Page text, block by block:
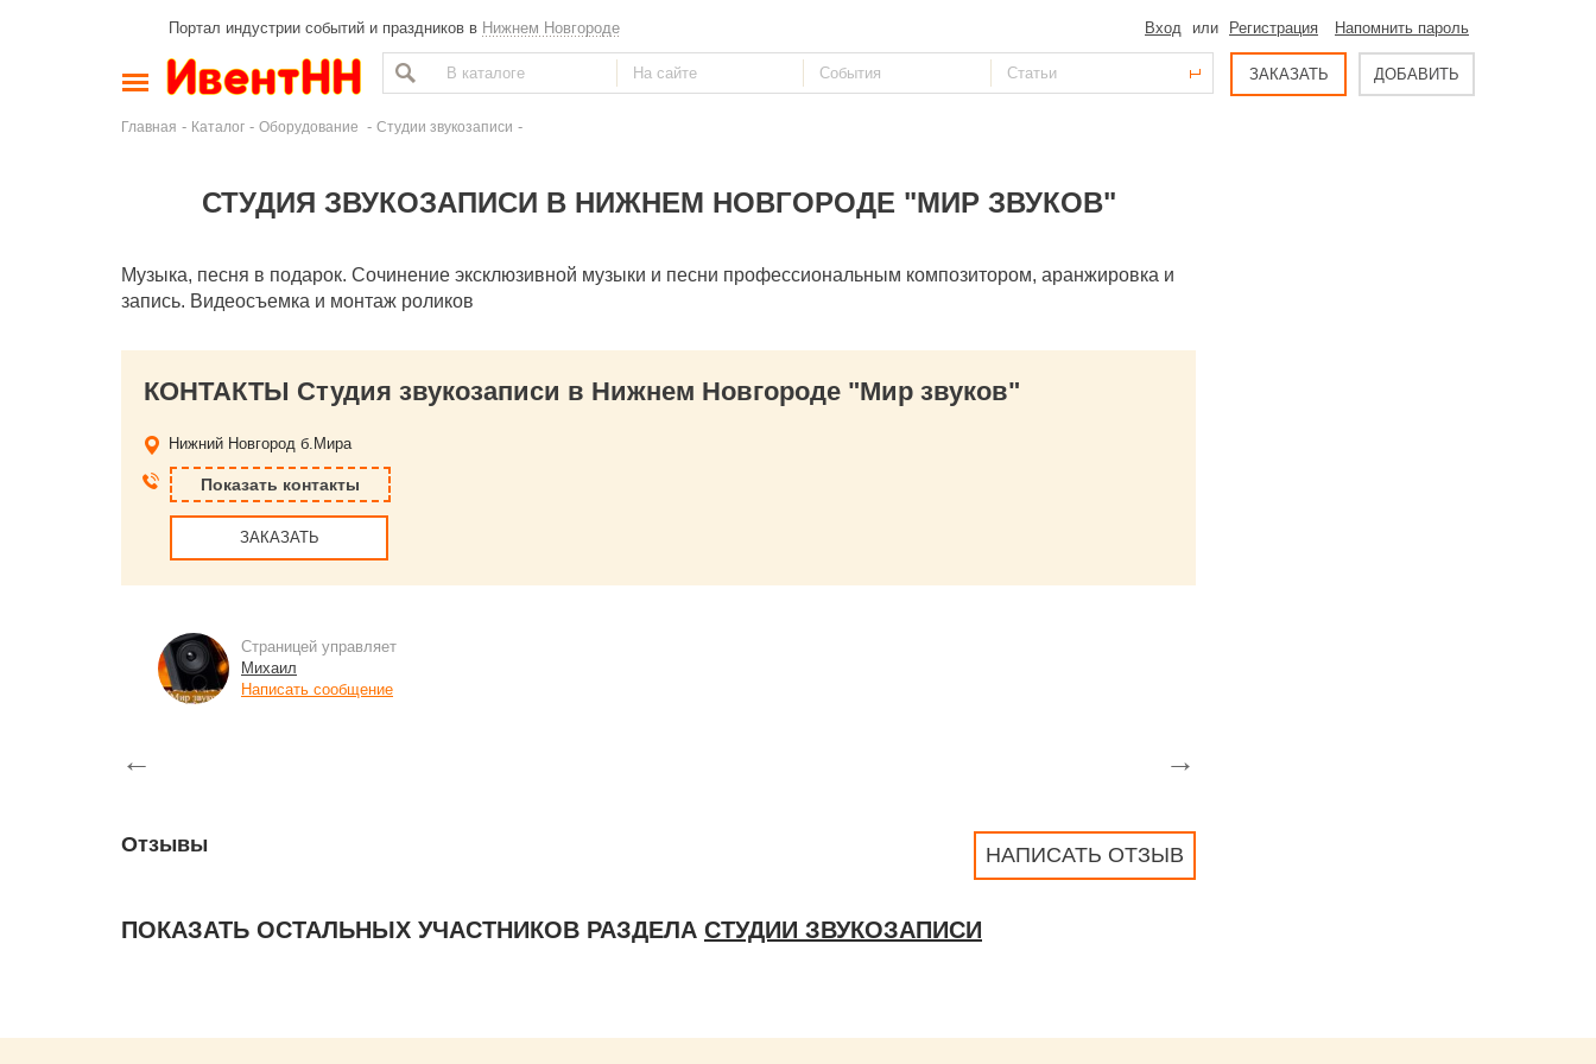
Портал индустрии событий и праздников в Нижнем Новгороде Вход или Регистрация Напомнить пароль
ЗАКАЗАТЬ ДОБАВИТЬ
Главная - Каталог - Оборудование - Студии звукозаписи -
СТУДИЯ ЗВУКОЗАПИСИ В НИЖНЕМ НОВГОРОДЕ "МИР ЗВУКОВ"
Музыка, песня в подарок. Сочинение эксклюзивной музыки и песни профессиональным композитором, аранжировка и
запись. Видеосъемка и монтаж роликов
КОНТАКТЫ Студия звукозаписи в Нижнем Новгороде "Мир звуков"
Нижний Новгород б.Мира
Показать контакты
ЗАКАЗАТЬ
Страницей управляет
Михаил
Написать сообщение
← →
НАПИСАТЬ ОТЗЫВ
Отзывы
ПОКАЗАТЬ ОСТАЛЬНЫХ УЧАСТНИКОВ РАЗДЕЛА СТУДИИ ЗВУКОЗАПИСИ